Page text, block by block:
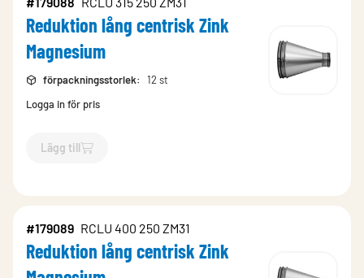
Reduktion lång centrisk Zink
Magnesium
förpackningsstorlek:
12 st
Logga in för pris
Lägg till
`$Lägg till
#179089 RCLU 400 250 ZM31
Reduktion lång centrisk Zink